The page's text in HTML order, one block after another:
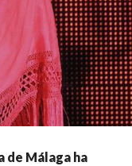
de Málaga ha